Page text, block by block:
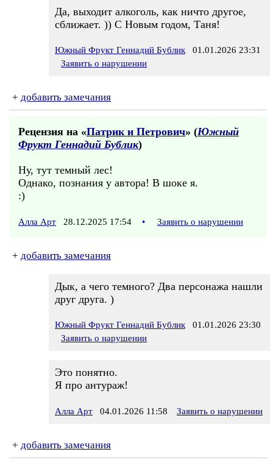
Да, выходит алкоголь, как ничто другое,
сближает. )) С Новым годом, Таня!
Южный Фрукт Геннадий Бублик 01.01.2026 23:31
Заявить о нарушении
+ добавить замечания
Рецензия на «Патрик и Петрович» (Южный
Фрукт Геннадий Бублик)
Ну, тут темный лес!
Однако, познания у автора! В шоке я.
:)
Алла Арт 28.12.2025 17:54 • Заявить о нарушении
+ добавить замечания
Дык, а чего темного? Два персонажа нашли
друг друга. )
Южный Фрукт Геннадий Бублик 01.01.2026 23:30
Заявить о нарушении
Это понятно.
Я про антураж!
Алла Арт 04.01.2026 11:58 Заявить о нарушении
+ добавить замечания